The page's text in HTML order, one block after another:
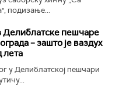
подизање...
пешчаре
– зашто је ваздух
лета
у Делиблатској пешчари